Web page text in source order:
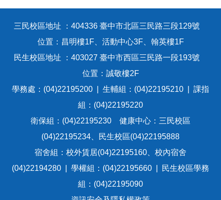
三民校區地址 ：404336 臺中市北區三民路三段129號
位置：昌明樓1F、活動中心3F、翰英樓1F
民生校區地址 ：403027 臺中市西區三民路一段193號
位置：誠敬樓2F
學務處：(04)22195200 | 生輔組：(04)22195210 | 課指
組：(04)22195220
衛保組：(04)22195230 健康中心：三民校區
(04)22195234、民生校區(04)22195888
宿舍組：校外賃居(04)22195160、校內宿舍
(04)22194280 | 學權組：(04)22195660 | 民生校區學務
組：(04)22195090